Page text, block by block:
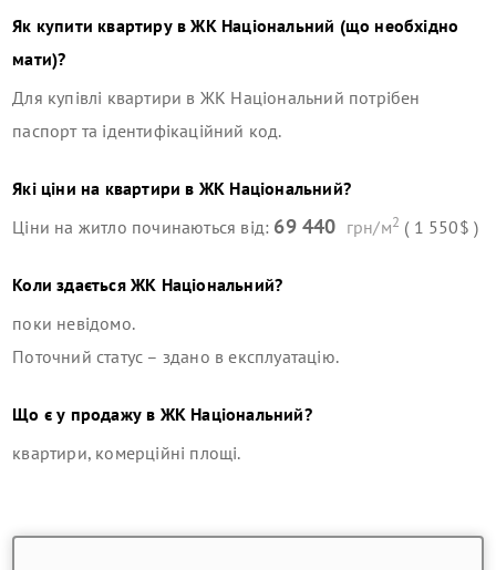
Як купити квартиру вЖК Національний (що необхідно
мати)?
Для купівлі квартири в ЖК Національний потрібен
паспорт та ідентифікаційний код.
Які ціни на квартири в ЖК Національний?
Ціни на житло починаються від: 69 440 грн/м2 ( 1 550$ )
Коли здаєтьсяЖК Національний?
поки невідомо.
Поточний статус – здано в експлуатацію.
Що є у продажу в ЖК Національний?
квартири, комерційні площі.